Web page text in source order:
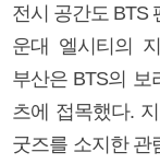
전시 공간도 BTS
운대 엘시티의
부산은 BTS의 보
츠에 접목했다.
굿즈를 소지한 관